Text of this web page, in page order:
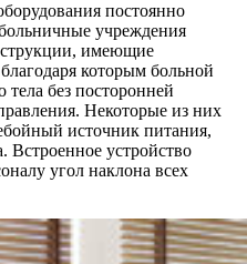
постоянно
учреждения
имеющие
которым больной
без посторонней
Некоторые из них
источник питания,
Встроенное устройство
угол наклона всех